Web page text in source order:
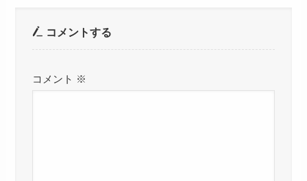
コメントする
コメント ※